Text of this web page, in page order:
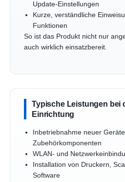
Update-Einstellungen
Kurze, verständliche
Funktionen
So ist das Produkt nicht nur
auch wirklich einsatzbereit.
Typische Leistungen bei
Einrichtung
Inbetriebnahme neuer
Zubehörkomponenten
WLAN- und
Installation von Druckern,
Software